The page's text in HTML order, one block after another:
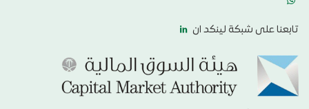
تابعنا على شبكة لينكد ان